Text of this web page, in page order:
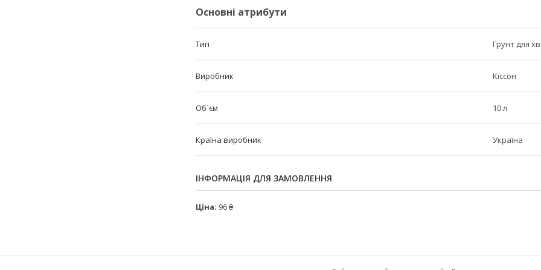
Основні атрибути
Тип Грунт для
Виробник Кіссон
Об`єм 10 л
Країна виробник Україна
ІНФОРМАЦІЯ ДЛЯ ЗАМОВЛЕННЯ
Ціна: 96 ₴